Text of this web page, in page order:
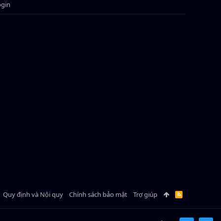
Quy định và Nội quy Chính sách bảo mật Trợ giúp
R
S